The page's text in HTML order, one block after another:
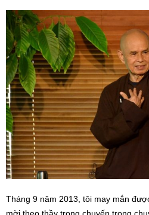
Tháng 9 năm 2013, tôi may mắn